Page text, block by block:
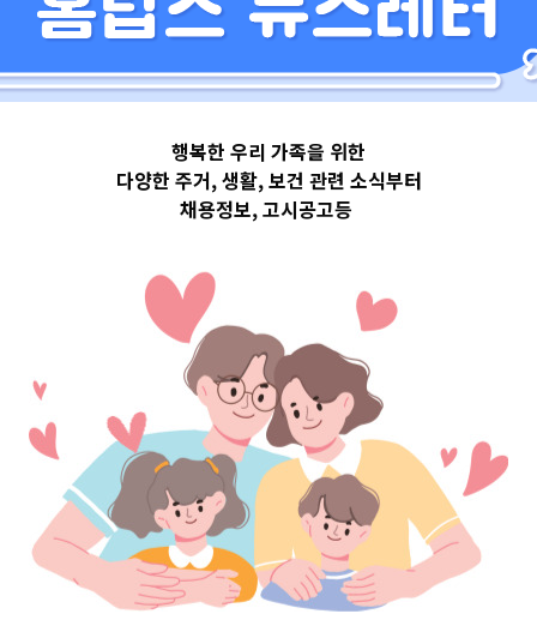
서울특별시
서울특별시마포
구 Top 3 및 주간
소식 –
20231121
2023-11-21
readybaby-admin
행복한 우리 가족을 위한
다양한 주거, 생활, 보건 관련 소식부터
채용정보, 고시공고등